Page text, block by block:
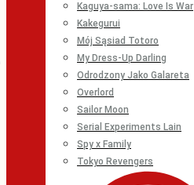
Kaguya-sama: Love Is War
Kakegurui
Mój Sąsiad Totoro
My Dress-Up Darling
Odrodzony Jako Galareta
Overlord
Sailor Moon
Serial Experiments Lain
Spy x Family
Tokyo Revengers